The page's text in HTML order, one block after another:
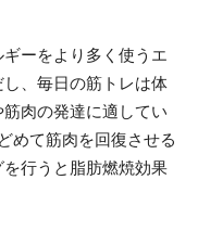
ーをより多く使うエ
、毎日の筋トレは体
肉の発達に適してい
めて筋肉を回復させる
行うと脂肪燃焼効果